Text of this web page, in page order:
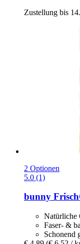
Zustellung bis
2 Optionen
5.0 (1)
bunny
Natürliche
Faser- &
Schonend